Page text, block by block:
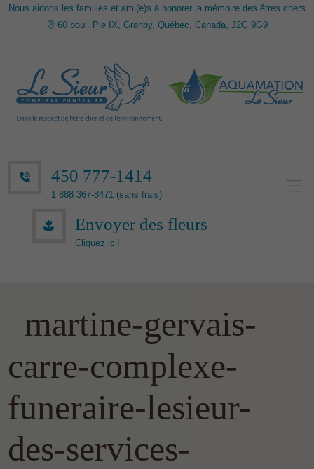
Nous aidons les familles et ami(e)s à honorer la mémoire des êtres chers
60 boul. Pie IX, Granby, Québec, Canada, J2G 9G9
450 777-1414
1 888 367-8471 (sans frais)
Envoyer des fleurs
Cliquez ici!
martine-gervais-
carre-complexe-
funeraire-lesieur-
des-services-